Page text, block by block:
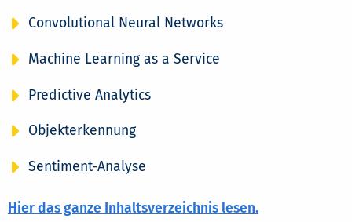
Convolutional Neural Networks
Machine Learning as a Service
Predictive Analytics
Objekterkennung
Sentiment-Analyse
Hier das ganze Inhaltsverzeichnis lesen.